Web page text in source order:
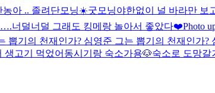
농아 .. 졸려 단모닝☀️굿모닝야한없이 널 바라만 보
너덜너덜 그래도 킹메랑 놀아서 좋았다❤️Photo
뽑기의 천재인가? 심영준 그는 뽑기의 천재인가
생고기 먹었어 동시기랑 숙소가용🐶숙소로 도망갈